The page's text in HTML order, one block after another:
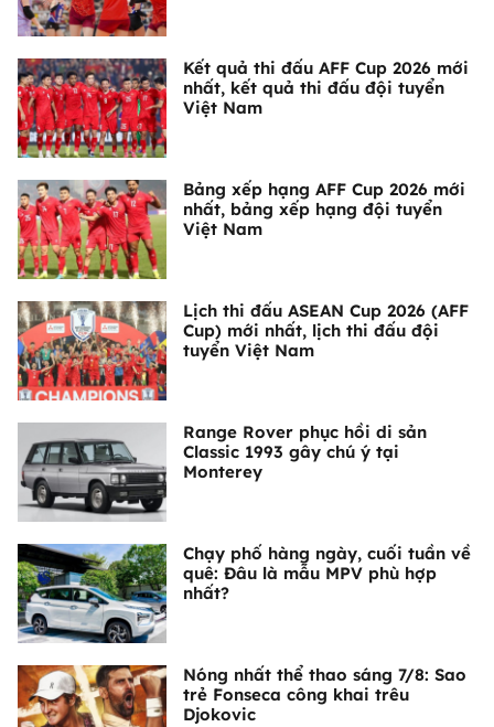
Kết quả thi đấu AFF Cup 2026 mới
nhất, kết quả thi đấu đội tuyển
Việt Nam
Bảng xếp hạng AFF Cup 2026 mới
nhất, bảng xếp hạng đội tuyển
Việt Nam
Lịch thi đấu ASEAN Cup 2026 (AFF
Cup) mới nhất, lịch thi đấu đội
tuyển Việt Nam
Range Rover phục hồi di sản
Classic 1993 gây chú ý tại
Monterey
Chạy phố hàng ngày, cuối tuần về
quê: Đâu là mẫu MPV phù hợp
nhất?
Nóng nhất thể thao sáng 7/8: Sao
trẻ Fonseca công khai trêu
Djokovic